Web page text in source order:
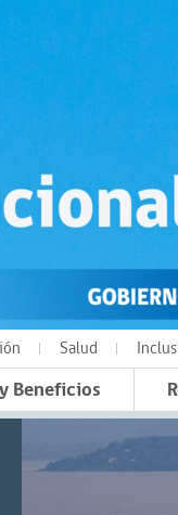
Salud
Beneficios